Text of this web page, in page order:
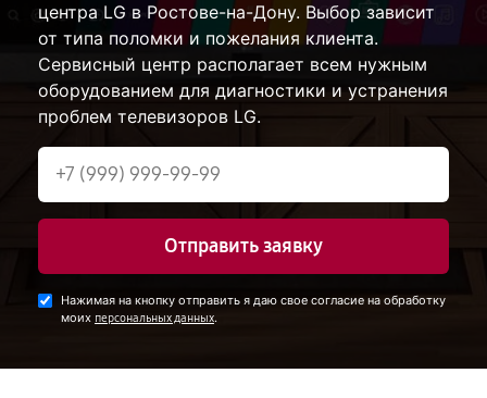
центра LG в Ростове-на-Дону. Выбор зависит
от типа поломки и пожелания клиента.
Сервисный центр располагает всем нужным
оборудованием для диагностики и устранения
проблем телевизоров LG.
Отправить заявку
Нажимая на кнопку отправить я даю свое согласие на обработку
моих персональных данных.